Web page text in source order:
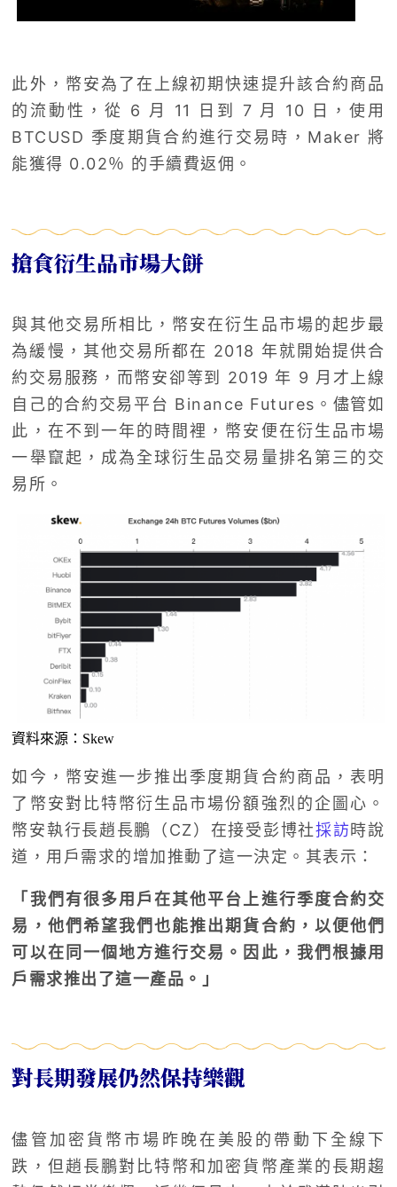
此外，幣安為了在上線初期快速提升該合約商品
的流動性，從 6 月 11 日到 7 月 10 日，使用
BTCUSD 季度期貨合約進行交易時，Maker 將
能獲得 0.02％ 的手續費返佣。
搶食衍生品市場大餅
與其他交易所相比，幣安在衍生品市場的起步最
為緩慢，其他交易所都在 2018 年就開始提供合
約交易服務，而幣安卻等到 2019 年 9 月才上線
自己的合約交易平台 Binance Futures。儘管如
此，在不到一年的時間裡，幣安便在衍生品市場
一舉竄起，成為全球衍生品交易量排名第三的交
易所。
資料來源：Skew
如今，幣安進一步推出季度期貨合約商品，表明
了幣安對比特幣衍生品市場份額強烈的企圖心。
幣安執行長趙長鵬（CZ）在接受彭博社採訪時說
道，用戶需求的增加推動了這一決定。其表示：
「我們有很多用戶在其他平台上進行季度合約交
易，他們希望我們也能推出期貨合約，以便他們
可以在同一個地方進行交易。因此，我們根據用
戶需求推出了這一產品。」
對長期發展仍然保持樂觀
儘管加密貨幣市場昨晚在美股的帶動下全線下
跌，但趙長鵬對比特幣和加密貨幣產業的長期趨